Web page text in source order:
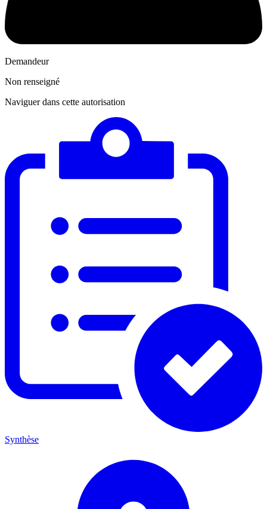
Demandeur
Non renseigné
Naviguer dans cette autorisation
Synthèse